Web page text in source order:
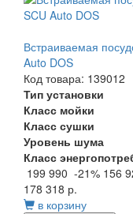
Встраиваемая
Auto DOS
Код товара: 139012
Тип установки
Класс мойки
Класс сушки
Уровень шума
Класс
199 990 -21% 156
178 318 р.
в корзину